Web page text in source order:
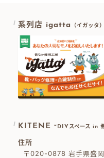
系列店 igatta （イガッタ）
KITENE ~DIYスペース in
住所
〒020-0878 岩手県盛